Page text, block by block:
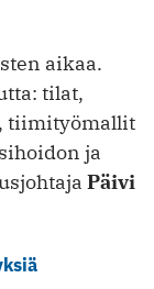
aikaa.
tilat,
tiimityömallit
ja
Päivi